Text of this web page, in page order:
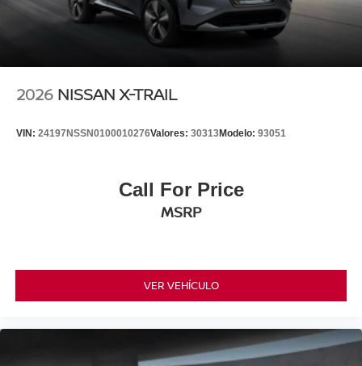
2026 NISSAN X-TRAIL
VIN: 24197NSSN0100010276Valores: 30313Modelo: 93051
Call For Price
MSRP
VER VEHÍCULO